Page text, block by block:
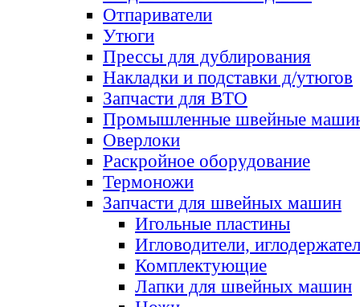
Отпариватели
Утюги
Прессы для дублирования
Накладки и подставки д/утюгов
Запчасти для ВТО
Промышленные швейные
Оверлоки
Раскройное оборудование
Термоножи
Запчасти для швейных машин
Игольные пластины
Игловодители,
Комплектующие
Лапки для швейных машин